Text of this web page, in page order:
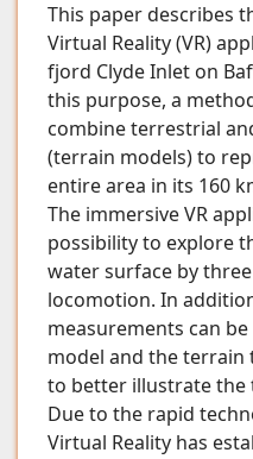
This paper describes
Virtual Reality (VR)
fjord Clyde Inlet on
this purpose, a
combine terrestrial
(terrain models) to
entire area in its 160
The immersive VR
possibility to explore
water surface by
locomotion. In
measurements can
model and the terrain
to better illustrate
Due to the rapid
Virtual Reality has